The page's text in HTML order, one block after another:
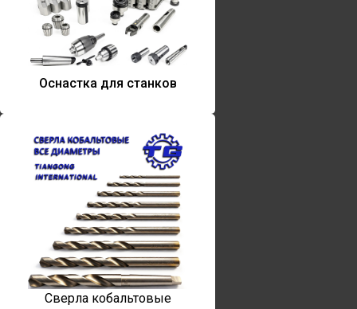
Оснастка для станков
Сверла кобальтовые